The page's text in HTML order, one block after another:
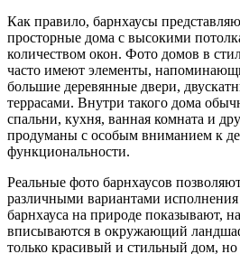
Как правило, барнхаусы
просторные дома с высокими
количеством окон. Фото домов в
часто имеют элементы,
большие деревянные двери,
террасами. Внутри такого дома
спальни, кухня, ванная комната и
продуманы с особым вниманием к
функциональности.
Реальные фото барнхаусов
различными вариантами
барнхауса на природе показывают,
вписываются в окружающий
только красивый и стильный дом,